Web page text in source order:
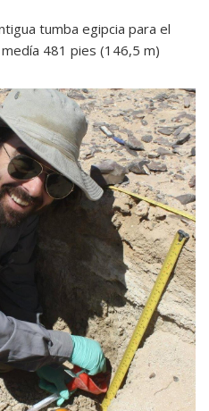
tumba egipcia para el
481 pies (146,5 m)